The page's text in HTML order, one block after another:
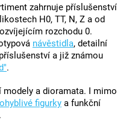
zahrnuje příslušenství
H0, TT, N, Z a od
rozchodu 0.
návěstidla, detailní
a již známou
.
modely a dioramata. I mimo
figurky a funkční